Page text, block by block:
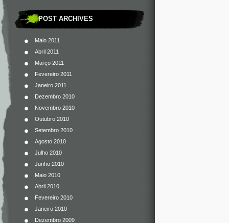
POST ARCHIVES
Maio 2011
Abril 2011
Março 2011
Fevereiro 2011
Janeiro 2011
Dezembro 2010
Novembro 2010
Outubro 2010
Setembro 2010
Agosto 2010
Julho 2010
Junho 2010
Maio 2010
Abril 2010
Fevereiro 2010
Janeiro 2010
Dezembro 2009